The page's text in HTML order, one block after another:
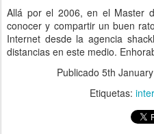
Allá por el 2006, en el Master
conocer y compartir un buen
Internet desde la agencia
distancias en este medio.
Publicado 5th
Etiquetas: